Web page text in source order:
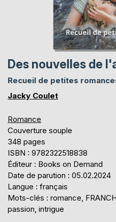
Des nouvelles de
Recueil de petites
Jacky Coulet
Romance
Couverture souple
348 pages
ISBN : 9782322518838
Éditeur : Books on Demand
Date de parution : 05.02.2024
Langue : français
Mots-clés : romance,
passion, intrigue